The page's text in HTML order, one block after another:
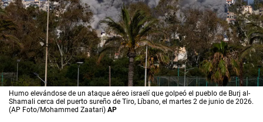
Humo elevándose de un ataque aéreo israelí que golpeó el pueblo de Burj al-
Shamali cerca del puerto sureño de Tiro, Líbano, el martes 2 de junio de 2026.
(AP Foto/Mohammed Zaatari) AP